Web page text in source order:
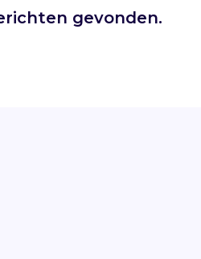
gevonden.